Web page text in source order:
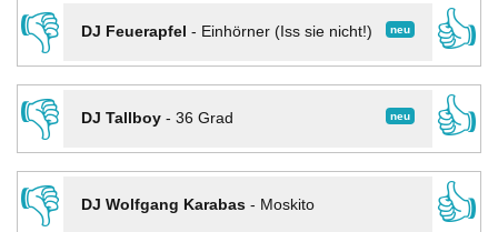
👎
neu
DJ Feuerapfel - Einhörner (Iss sie nicht!)
👍
👎
neu
DJ Tallboy- 36 Grad
👍
👎
DJ Wolfgang Karabas- Moskito
👍